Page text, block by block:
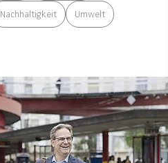
Nachhaltigkeit Umwelt